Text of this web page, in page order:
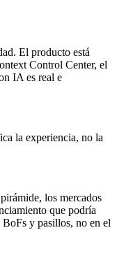
El producto está
Control Center, el
IA es real e
la experiencia, no la
los mercados
que podría
y pasillos, no en el